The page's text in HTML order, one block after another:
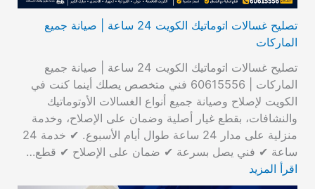
تصليح غسالات اتوماتيك الكويت 24 ساعة | صيانة جميع
الماركات
تصليح غسالات اتوماتيك الكويت 24 ساعة | صيانة جميع
الماركات | 60615556 فني متخصص يصلك أينما كنت في
الكويت لإصلاح وصيانة جميع أنواع الغسالات الأوتوماتيك
والنشافات، بقطع غيار أصلية وضمان على الإصلاح، وخدمة
منزلية على مدار 24 ساعة طوال أيام الأسبوع. ✔ خدمة 24
ساعة ✔ فني يصل بسرعة ✔ ضمان على الإصلاح ✔ قطع…
اقرأ المزيد